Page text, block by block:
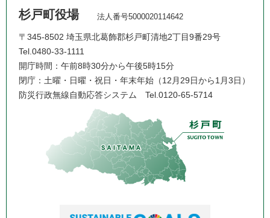
杉戸町役場 法人番号5000020114642
〒345-8502 埼玉県北葛飾郡杉戸町清地2丁目9番29号
Tel.0480-33-1111
開庁時間：午前8時30分から午後5時15分
閉庁：土曜・日曜・祝日・年末年始（12月29日から1月3日）
防災行政無線自動応答システム Tel.0120-65-5714